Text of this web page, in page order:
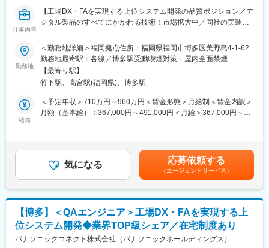
きます。
・モバイル通信の技術は通信に関わるお客様だけでなく、オート
ぐ」接点があり、多様な業界のビジネスに関わることができま
す。
■職場環境・働き方（23年度全社実績）
・月平均残業時間：25時間
・平均有給消化日数：22日
いていただき、将来的には基幹人材として弊社の事業拡大に貢献
していただくことを期待しております。
■別枠の応募条件に加えて下記のようなご経験を歓迎します
・モバイル通信に興味がある方
※なぜ無線で声が届くのか、素朴な興味でも構いません
・モバイル通信全般の知識 例：電波、周波数、変調、伝播特性、
無線規格、等々
・ログ解析や分析など原因調査など考察する活動に興味のある方
仕事内容
【工場DX・FAを実現する上位システム開発の品質ポジション／デ
ジタル製品のすべてにかかわる技術！市場拡大中／同社の実装機
スマホ電子基板向けシェア40％／ジョブ型雇用・公募異動制度・
リスキリングなど制度が充実】
グローバルに展開する製造業向けシステムプラットフォームの品
質保証業務。特に事業変革の核となるアーキテクチャ刷新プロジ
ェクトを主導し、開発上流から市場投入後まで一貫した品質保証
体制の強化を担っていただきます。
■具体的な業務例：
・再発/未然防止（根本原因分析と対策の推進）
※英語の使用頻度：海外拠点とのやり取り（主にメール）が発生し
ます。Web会議は月に1回程度の頻度です。
【回路形成プロセス事業部】電子部品実装プロセス、半導体製造
プロセス、FPD製造プロセスにおいて、モノづくり技術を駆使し
た最先端の生産設備やソフトウェア、O&Mソリューションなどの
提供で、お客様の工場全体の製造プロセスを最適化し、高生産
勤務地
＜勤務地詳細＞福岡拠点住所：福岡県福岡市博多区美野島4-1-62
勤務地最寄駅：各線／博多駅受動喫煙対策：屋内全面禁煙
【最寄り駅】
竹下駅、高宮駅(福岡県)、博多駅
給与
＜予定年収＞710万円～960万円＜賃金形態＞月給制＜賃金内訳＞
月額（基本給）：367,000円～491,000円＜月給＞367,000円～
の金額であり、選考を通じて上下する可能性があります。月給(月
額)は固定手当を含めた表記です。
気になる 応募依頼する
（エージェントサービス）
【博多】＜QAエンジニア＞工場DX・FAを実現する上
位システム開発◆業界TOP級シェア／在宅制度あり
パナソニックコネクト株式会社（パナソニックホールディングス）